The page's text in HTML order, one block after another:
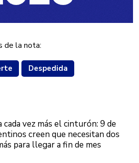
de la nota:
Despedida
cada vez más el cinturón: 9 de
creen que necesitan dos
para llegar a fin de mes